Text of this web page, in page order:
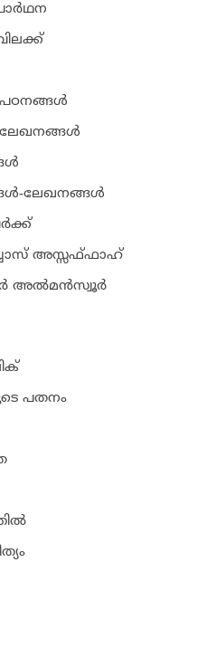
ലേഖനങ്ങള്‍
അസ്സഫ്ഫാഹ്‌
പതനം